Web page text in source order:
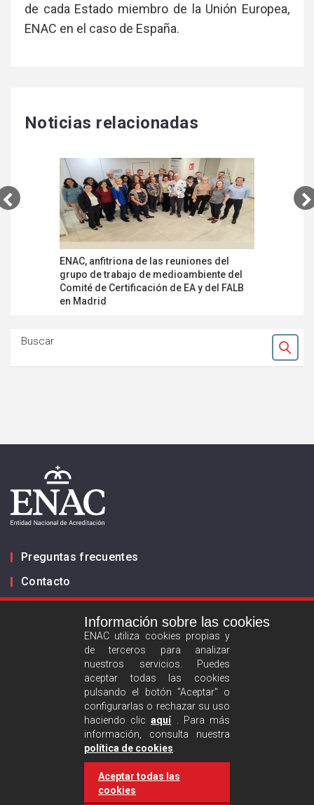
de cada Estado miembro de la Unión Europea,
ENAC en el caso de España.
Noticias relacionadas
ENAC, anfitriona de las reuniones del
grupo de trabajo de medioambiente del
Comité de Certificación de EA y del FALB
en Madrid
Buscar
Ok
Preguntas frecuentes
Contacto
Política de privacidad
Política de cookies
Información sobre las cookies
ENAC utiliza cookies propias y
de terceros para analizar
nuestros servicios. Puedes
aceptar todas las cookies
pulsando el botón "Aceptar" o
configurarlas o rechazar su uso
haciendo clicaquí. Para más
información, consulta nuestra
política de cookies
Aceptar todas las
cookies